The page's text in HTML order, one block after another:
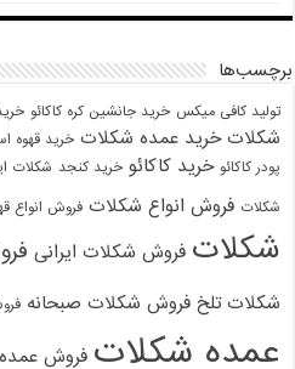
برچسب‌ها
تولید کافی میکس خرید جانشین کره کاکائو
شکلات خرید عمده شکلات خرید قهوه
پودر کاکائو خرید کاکائو خرید کنجد شکلات
شکلات فروش انواع شکلات فروش انواع
شکلات فروش شکلات ایرانی
شکلات تلخ فروش شکلات صبحانه
عمده شکلات فروش